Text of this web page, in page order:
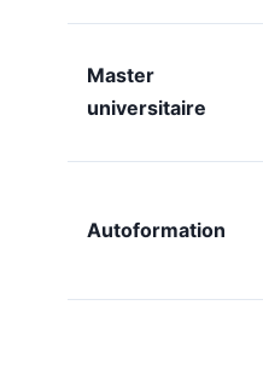
Master
universitaire
Autoformation